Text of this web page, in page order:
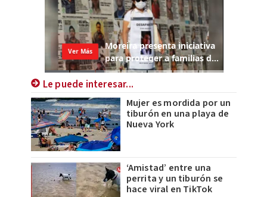
Le puede interesar...
Mujer es mordida por un
tiburón en una playa de
Nueva York
‘Amistad’ entre una
perrita y un tiburón se
hace viral en TikTok